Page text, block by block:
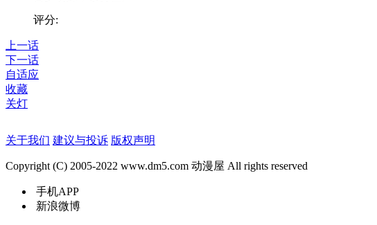
评分:
上一话
下一话
自适应
收藏
关灯
关于我们 建议与投诉 版权声明
Copyright (C) 2005-2022 www.dm5.com 动漫屋 All rights reserved
手机APP
新浪微博